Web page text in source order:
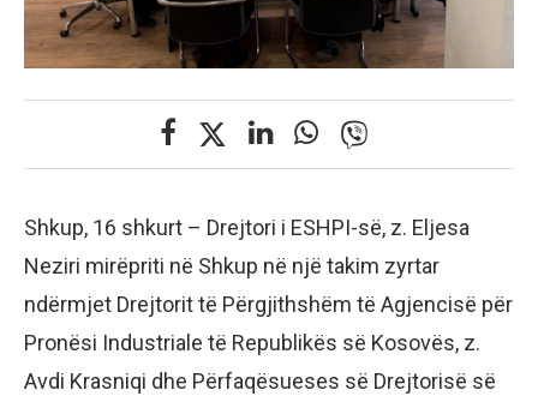
Shkup, 16 shkurt – Drejtori i ESHPI-së, z. Eljesa
Neziri mirëpriti në Shkup në një takim zyrtar
ndërmjet Drejtorit të Përgjithshëm të Agjencisë për
Pronësi Industriale të Republikës së Kosovës, z.
Avdi Krasniqi dhe Përfaqësueses së Drejtorisë së